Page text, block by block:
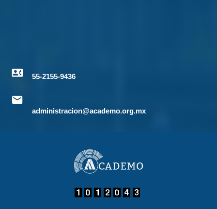
55-2155-9436
administracion@academo.org.mx